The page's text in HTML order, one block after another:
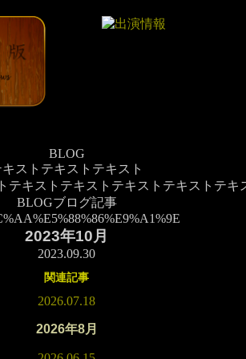
BLOG
キストテキストテキスト
テキストテキストテキストテキストテキ
BLOGブログ記事
2023年10月
2023.09.30
関連記事
2026.07.18
2026年8月